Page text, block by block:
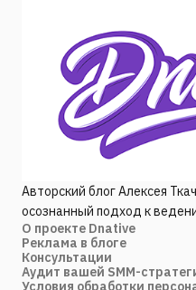
Авторский блог Алексея
осознанный подход к
О проекте Dnative
Реклама в блоге
Консультации
Аудит вашей SMM-
Условия обработки